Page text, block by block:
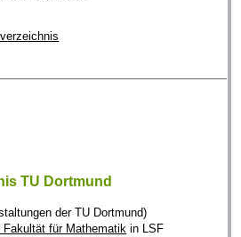
TU Dortmund
der TU Dortmund)
Fakultät für Mathematik in LSF